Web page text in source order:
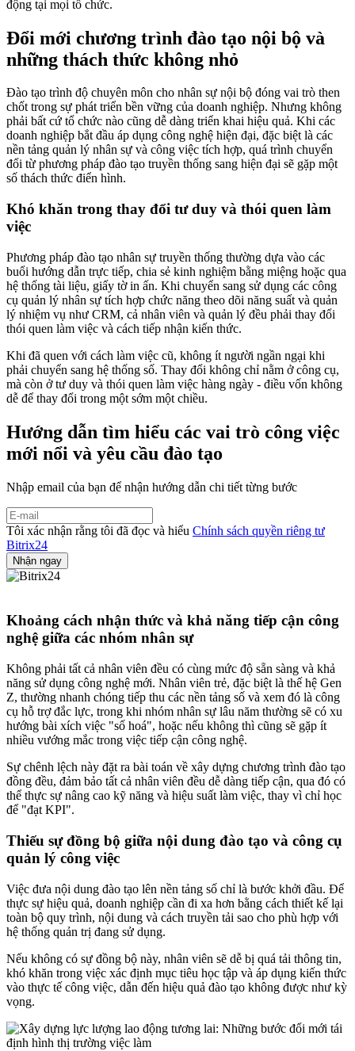
động tại mọi tổ chức.
Đổi mới chương trình đào tạo nội bộ và
những thách thức không nhỏ
Đào tạo trình độ chuyên môn cho nhân sự nội bộ đóng vai trò then
chốt trong sự phát triển bền vững của doanh nghiệp. Nhưng không
phải bất cứ tổ chức nào cũng dễ dàng triển khai hiệu quả. Khi các
doanh nghiệp bắt đầu áp dụng công nghệ hiện đại, đặc biệt là các
nền tảng quản lý nhân sự và công việc tích hợp, quá trình chuyển
đổi từ phương pháp đào tạo truyền thống sang hiện đại sẽ gặp một
số thách thức điển hình.
Khó khăn trong thay đổi tư duy và thói quen làm
việc
Phương pháp đào tạo nhân sự truyền thống thường dựa vào các
buổi hướng dẫn trực tiếp, chia sẻ kinh nghiệm bằng miệng hoặc qua
hệ thống tài liệu, giấy tờ in ấn. Khi chuyển sang sử dụng các công
cụ quản lý nhân sự tích hợp chức năng theo dõi năng suất và quản
lý nhiệm vụ như CRM, cả nhân viên và quản lý đều phải thay đổi
thói quen làm việc và cách tiếp nhận kiến thức.
Khi đã quen với cách làm việc cũ, không ít người ngần ngại khi
phải chuyển sang hệ thống số. Thay đổi không chỉ nằm ở công cụ,
mà còn ở tư duy và thói quen làm việc hàng ngày - điều vốn không
dễ để thay đổi trong một sớm một chiều.
Hướng dẫn tìm hiểu các vai trò công việc
mới nổi và yêu cầu đào tạo
Nhập email của bạn để nhận hướng dẫn chi tiết từng bước
Tôi xác nhận rằng tôi đã đọc và hiểu Chính sách quyền riêng tư
Bitrix24
Khoảng cách nhận thức và khả năng tiếp cận công
nghệ giữa các nhóm nhân sự
Không phải tất cả nhân viên đều có cùng mức độ sẵn sàng và khả
năng sử dụng công nghệ mới. Nhân viên trẻ, đặc biệt là thế hệ Gen
Z, thường nhanh chóng tiếp thu các nền tảng số và xem đó là công
cụ hỗ trợ đắc lực, trong khi nhóm nhân sự lâu năm thường sẽ có xu
hướng bài xích việc "số hoá", hoặc nếu không thì cũng sẽ gặp ít
nhiều vướng mắc trong việc tiếp cận công nghệ.
Sự chênh lệch này đặt ra bài toán về xây dựng chương trình đào tạo
đồng đều, đảm bảo tất cả nhân viên đều dễ dàng tiếp cận, qua đó có
thể thực sự nâng cao kỹ năng và hiệu suất làm việc, thay vì chỉ học
để "đạt KPI".
Thiếu sự đồng bộ giữa nội dung đào tạo và công cụ
quản lý công việc
Việc đưa nội dung đào tạo lên nền tảng số chỉ là bước khởi đầu. Để
thực sự hiệu quả, doanh nghiệp cần đi xa hơn bằng cách thiết kế lại
toàn bộ quy trình, nội dung và cách truyền tải sao cho phù hợp với
hệ thống quản trị đang sử dụng.
Nếu không có sự đồng bộ này, nhân viên sẽ dễ bị quá tải thông tin,
khó khăn trong việc xác định mục tiêu học tập và áp dụng kiến thức
vào thực tế công việc, dẫn đến hiệu quả đào tạo không được như kỳ
vọng.